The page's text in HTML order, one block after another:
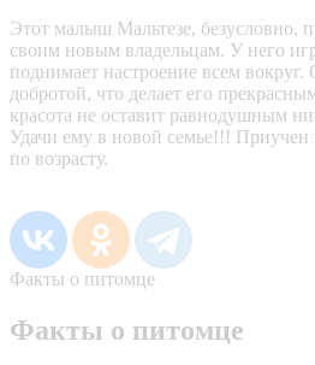
Этот малыш Мальтезе, безусловно,
своим новым владельцам. У него
поднимает настроение всем вокруг.
добротой, что делает его
красота не оставит равнодушным
Удачи ему в новой семье!!!
по возрасту.
Факты о питомце
Факты о питомце